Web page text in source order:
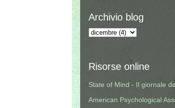
Archivio blog
Risorse online
State of Mind - Il giornale
American Psychological